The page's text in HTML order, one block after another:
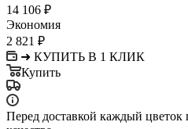
14 106 ₽
Экономия
2 821 ₽
➜ КУПИТЬ В 1 КЛИК
Купить
Перед доставкой каждый цветок